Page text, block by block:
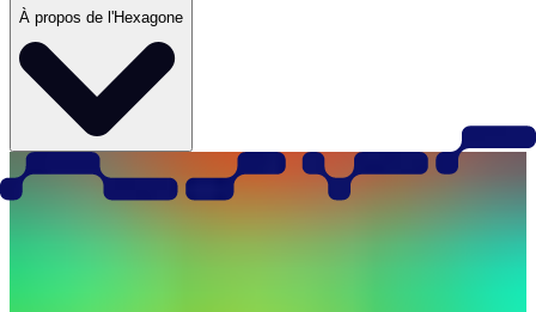
À propos de l'Hexagone
Secteur